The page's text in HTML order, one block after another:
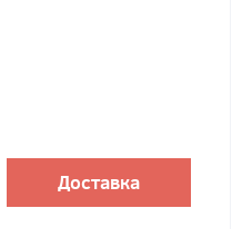
Доставка